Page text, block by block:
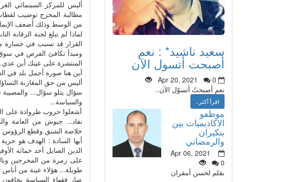
مطالبة المخرج توضيب
من الوسط وذلك أضعف
لماذا لم تبلغ لجنة الرقابة
القرار قد تسبب في خسارة
ومبدأ تكافئ الفرص في
المنتشرة على عينك أبن
أين هنا صورة أجمل بلد في
أليس من حق المغاربة
سؤال يتلو سؤال...
والسياسة...
أشعلوا حروب طروادة على
نقاد... جيوش من العامة
خلاصة الشنق وقطع الرؤوس
أيها السادة : الهدف هو
الدين الصايل أحد حماته
على زمرة من المخرجين
طويلة... هؤلاء عينة من أناس
صار فقهاء السياسة
سعيد ناشيد* : نعم
أصبحت أتسول الآن
Apr 20, 2021
0
نعم أصبحتُ أتسوّل الآن..
اقرأ أكثر..
موظفو
الاكاديميات بين
بنكيران
والرمضاني
Apr 06, 2021
0
بقلم لحسن أمقران